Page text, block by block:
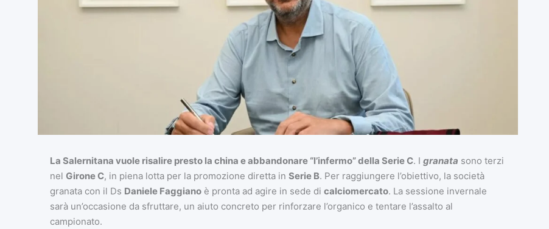
La Salernitana vuole risalire presto la china e abbandonare “l’infermo” della Serie C. I granata sono terzi
nel Girone C, in piena lotta per la promozione diretta in Serie B. Per raggiungere l’obiettivo, la società
granata con il Ds Daniele Faggianoè pronta ad agire in sede di calciomercato. La sessione invernale
sarà un’occasione da sfruttare, un aiuto concreto per rinforzare l’organico e tentare l’assalto al
campionato.